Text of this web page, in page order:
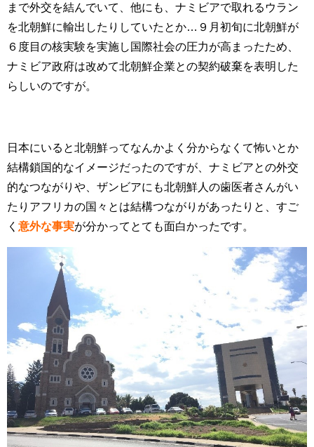
まで外交を結んでいて、他にも、ナミビアで取れるウラン
を北朝鮮に輸出したりしていたとか…９月初旬に北朝鮮が
６度目の核実験を実施し国際社会の圧力が高まったため、
ナミビア政府は改めて北朝鮮企業との契約破棄を表明した
らしいのですが。
日本にいると北朝鮮ってなんかよく分からなくて怖いとか
結構鎖国的なイメージだったのですが、ナミビアとの外交
的なつながりや、ザンビアにも北朝鮮人の歯医者さんがい
たりアフリカの国々とは結構つながりがあったりと、すご
く 意外な事実が分かってとても面白かったです。